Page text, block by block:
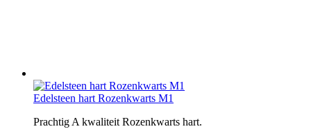
Edelsteen hart Rozenkwarts M1
Prachtig A kwaliteit Rozenkwarts hart.